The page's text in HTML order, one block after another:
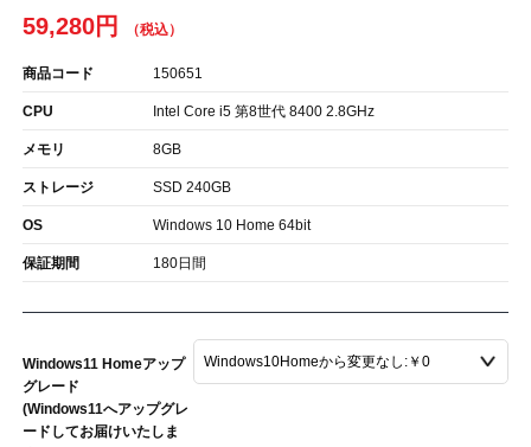
59,280円
商品コード 150651
CPU Intel Core i5 第8世代 8400 2.8GHz
メモリ 8GB
ストレージ SSD 240GB
OS Windows 10 Home 64bit
保証期間 180日間
Windows11 Homeアップ
グレード
(Windows11へアップグレ
ードしてお届けいたしま